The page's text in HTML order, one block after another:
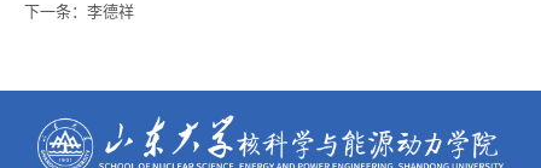
下一条： 李德祥